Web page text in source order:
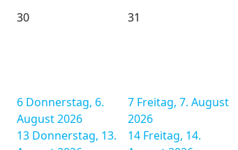
30 31
6 Donnerstag, 6.
August 2026
7 Freitag, 7. August
2026
13 Donnerstag, 13.
14 Freitag, 14.